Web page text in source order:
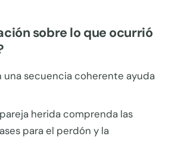
sobre lo que ocurrió
una secuencia coherente ayuda
herida comprenda las
para el perdón y la